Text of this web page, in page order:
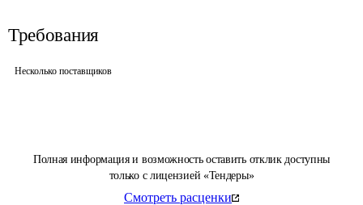
Полная информация и возможность оставить отклик доступны
только с лицензией «Тендеры»
Смотреть расценки
Требования
Несколько поставщиков